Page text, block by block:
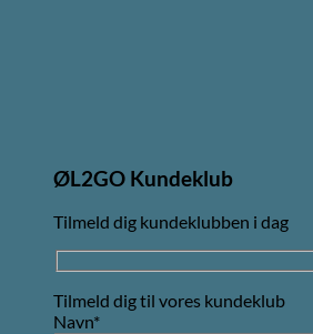
ØL2GO Kundeklub
Tilmeld dig kundeklubben i dag
Tilmeld dig til vores kundeklub
Navn*